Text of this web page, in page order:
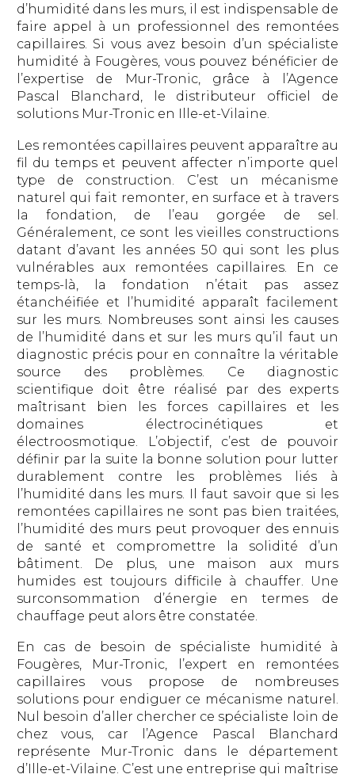
d’humidité dans les murs, il est indispensable de
faire appel à un professionnel des remontées
capillaires. Si vous avez besoin d’un spécialiste
humidité à Fougères, vous pouvez bénéficier de
l’expertise de Mur-Tronic, grâce à l’Agence
Pascal Blanchard, le distributeur officiel de
solutions Mur-Tronic en Ille-et-Vilaine.
Les remontées capillaires peuvent apparaître au
fil du temps et peuvent affecter n’importe quel
type de construction. C’est un mécanisme
naturel qui fait remonter, en surface et à travers
la fondation, de l’eau gorgée de sel.
Généralement, ce sont les vieilles constructions
datant d’avant les années 50 qui sont les plus
vulnérables aux remontées capillaires. En ce
temps-là, la fondation n’était pas assez
étanchéifiée et l’humidité apparaît facilement
sur les murs. Nombreuses sont ainsi les causes
de l’humidité dans et sur les murs qu’il faut un
diagnostic précis pour en connaître la véritable
source des problèmes. Ce diagnostic
scientifique doit être réalisé par des experts
maîtrisant bien les forces capillaires et les
domaines électrocinétiques et
électroosmotique. L’objectif, c’est de pouvoir
définir par la suite la bonne solution pour lutter
durablement contre les problèmes liés à
l’humidité dans les murs. Il faut savoir que si les
remontées capillaires ne sont pas bien traitées,
l’humidité des murs peut provoquer des ennuis
de santé et compromettre la solidité d’un
bâtiment. De plus, une maison aux murs
humides est toujours difficile à chauffer. Une
surconsommation d’énergie en termes de
chauffage peut alors être constatée.
En cas de besoin de spécialiste humidité à
Fougères, Mur-Tronic, l’expert en remontées
capillaires vous propose de nombreuses
solutions pour endiguer ce mécanisme naturel.
Nul besoin d’aller chercher ce spécialiste loin de
chez vous, car l’Agence Pascal Blanchard
représente Mur-Tronic dans le département
d’Ille-et-Vilaine. C’est une entreprise qui maîtrise